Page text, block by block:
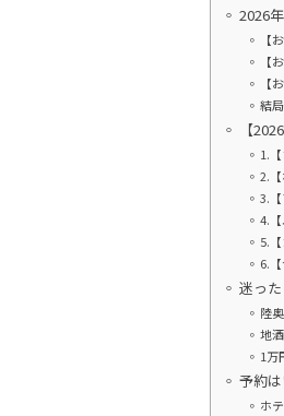
2026
【
【
【
結
【
1.
2.
3.
4.
5.
6.
迷っ
陸
地
1万
予約
ホ